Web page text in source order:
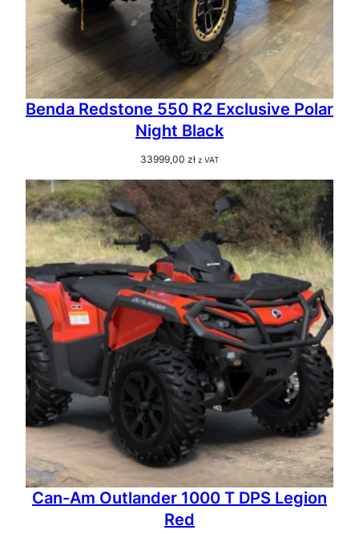
Benda Redstone 550 R2 Exclusive Polar
Night Black
33999,00 zł z VAT
Can-Am Outlander 1000 T DPS Legion
Red